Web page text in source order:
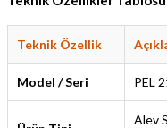
Teknik Özellik
Model / Seri PEL
Alev